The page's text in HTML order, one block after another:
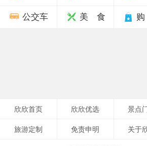
公交车 美 食
欣欣首页 欣欣优选 景点
旅游定制 免责申明 关于